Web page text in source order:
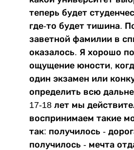
теперь будет
где-то будет тишина.
заветной фамилии в
оказалось. Я хорошо
ощущение юности,
один экзамен или
определить всю
17-18 лет мы
воспринимаем такие
так: получилось -
получилось - мечта